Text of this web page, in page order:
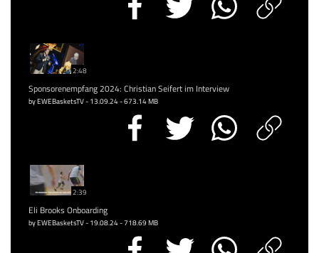
2:48
Sponsorenempfang 2024: Christian Seifert im Interview
by EWEBasketsTV - 13.09.24 - 673.14 MB
2:39
Eli Brooks Onboarding
by EWEBasketsTV - 19.08.24 - 718.69 MB